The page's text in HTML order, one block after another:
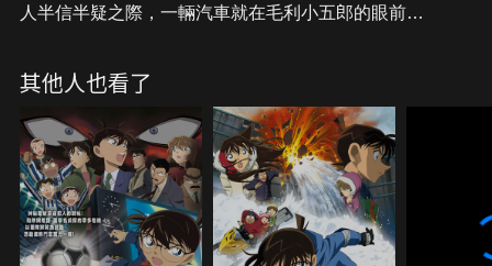
人半信半疑之際，一輛汽車就在毛利小五郎的眼前爆
消失在人群中…。 然而如果柯南、毛利小五郎、小蘭
無法解讀嫌犯刻意挑釁的訊息，就會有炸彈持續引
爆，柯南與眾人遲遲無法解決接踵而來的危機，直到
「大阪飛腳隊」(Ganba Osaka)和「東京精神隊」
(Tokyo Spirits)的足球賽場上，節節攀升的危機更將
柯南逼到絕境，因為神秘人宣稱，他將炸掉整座足球
場...第11位前鋒究竟是誰？最後的希望是，小蘭那份
深信著新一的意念。
其他人也看了